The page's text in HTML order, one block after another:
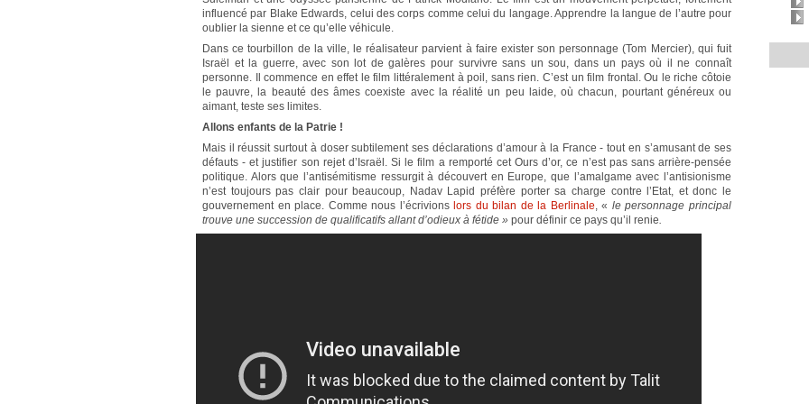
influencé par Blake Edwards, celui des corps comme celui du langage. Apprendre la langue de l’autre pour
oublier la sienne et ce qu’elle véhicule.
Dans ce tourbillon de la ville, le réalisateur parvient à faire exister son personnage (Tom Mercier), qui fuit
Israël et la guerre, avec son lot de galères pour survivre sans un sou, dans un pays où il ne connaît
personne. Il commence en effet le film littéralement à poil, sans rien. C’est un film frontal. Ou le riche côtoie
le pauvre, la beauté des âmes coexiste avec la réalité un peu laide, où chacun, pourtant généreux ou
aimant, teste ses limites.
Allons enfants de la Patrie !
Mais il réussit surtout à doser subtilement ses déclarations d’amour à la France - tout en s’amusant de ses
défauts - et justifier son rejet d’Israël. Si le film a remporté cet Ours d’or, ce n’est pas sans arrière-pensée
politique. Alors que l’antisémitisme ressurgit à découvert en Europe, que l’amalgame avec l’antisionisme
n’est toujours pas clair pour beaucoup, Nadav Lapid préfère porter sa charge contre l’Etat, et donc le
gouvernement en place. Comme nous l’écrivions lors du bilan de la Berlinale, « le personnage principal
trouve une succession de qualificatifs allant d’odieux à fétide » pour définir ce pays qu’il renie.